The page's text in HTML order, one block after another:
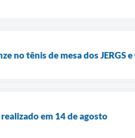
no tênis de mesa dos JERGS e
em 14 de agosto